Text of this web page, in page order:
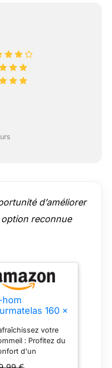
d’améliorer
reconnue
hom
160 x
2
en
votre
: Profitez du
d'un